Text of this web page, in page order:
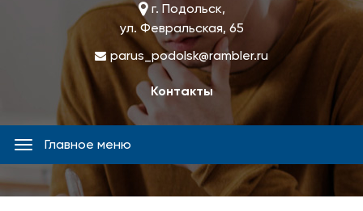
г. Подольск,
ул. Февральская, 65
parus_podolsk@rambler.ru
Контакты
Главное
меню
Главное меню